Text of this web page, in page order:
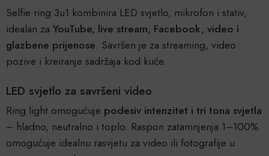
Selfie ring 3u1 kombinira LED svjetlo, mikrofon i stativ,
idealan za YouTube, live stream, Facebook, video i
glazbene prijenose. Savršen je za streaming, video
pozive i kreiranje sadržaja kod kuće.
LED svjetlo za savršeni video
Ring light omogućuje podesiv intenzitet i tri tona svjetla
– hladno, neutralno i toplo. Raspon zatamnjenja 1–100%
omogućuje idealnu rasvjetu za video ili fotografije u